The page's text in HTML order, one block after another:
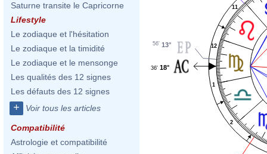
Saturne transite le Capricorne
Lifestyle
Le zodiaque et l'hésitation
Le zodiaque et la timidité
Le zodiaque et le mensonge
Les qualités des 12 signes
Les défauts des 12 signes
+ Voir tous les articles
Compatibilité
Astrologie et compatibilité
1
2
11
12
13°
56'
18°
36'